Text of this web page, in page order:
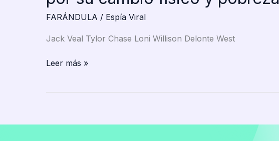
con
mi
y
todo
que
FARÁNDULA / Espía Viral
Jack Veal Tylor Chase Loni Willison Delonte West
Celebridades
sorprenden
Leer más »